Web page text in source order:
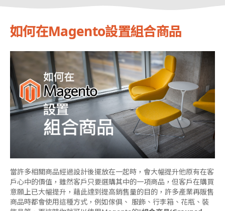
如何在Magento設置組合商品
當許多相關商品經過設計後擺放在一起時，會大幅提升他原有在客
戶心中的價值，雖然客戶只要選購其中的一項商品，但客戶在購買
意願上已大幅提升，藉此達到提高銷售量的目的，許多產業再販售
商品時都會使用這種方式，例如傢俱、 服飾、行李箱、花瓶、裝